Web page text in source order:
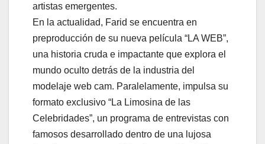
artistas emergentes.
En la actualidad, Farid se encuentra en
preproducción de su nueva película “LA WEB”,
una historia cruda e impactante que explora el
mundo oculto detrás de la industria del
modelaje web cam. Paralelamente, impulsa su
formato exclusivo “La Limosina de las
Celebridades”, un programa de entrevistas con
famosos desarrollado dentro de una lujosa